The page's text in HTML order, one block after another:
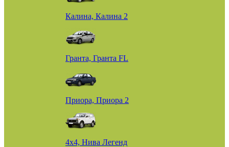
Калина, Калина 2
Гранта, Гранта FL
Приора, Приора 2
4х4, Нива Легенд